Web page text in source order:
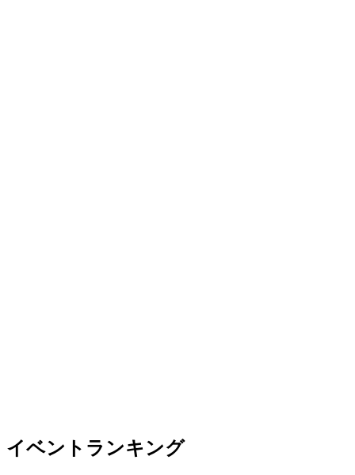
イベントランキング